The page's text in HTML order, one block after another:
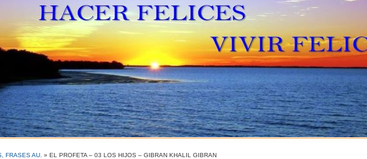
FRASES AU. » EL PROFETA – 03 LOS HIJOS – GIBRAN KHALIL GIBRAN